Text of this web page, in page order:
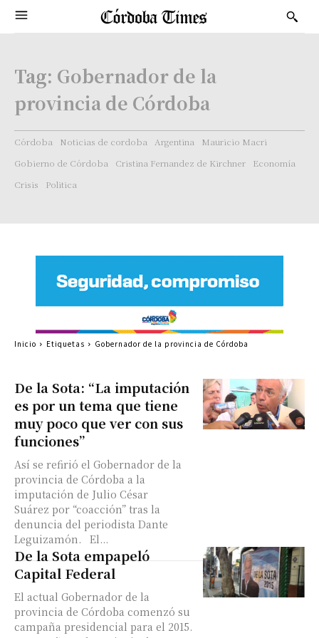
Tag: Gobernador de la
provincia de Córdoba
Córdoba Noticias de cordoba Argentina
Mauricio Macri
Gobierno de Córdoba
Cristina Fernandez de Kirchner
Economía
Crisis
Politica
De la Sota: “La imputación
es por un tema que tiene
muy poco que ver con sus
funciones”
Así se refirió el Gobernador de la
provincia de Córdoba a la
imputación de Julio César
Suárez por “coacción” tras la
denuncia del periodista Dante
Leguizamón. El...
De la Sota empapeló
Capital Federal
El actual Gobernador de la
provincia de Córdoba comenzó su
campaña presidencial para el 2015.
Inicio Etiquetas Gobernador de la provincia de Córdoba